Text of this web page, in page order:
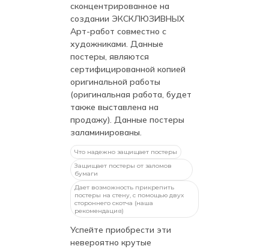
сконцентрированное на
создании ЭКСКЛЮЗИВНЫХ
Арт-работ совместно с
художниками. Данные
постеры, являются
сертифицированной копией
оригинальной работы
(оригинальная работа, будет
также выставлена на
продажу). Данные постеры
заламинированы.
Что надежно защищает постеры
Защищает постеры от заломов
бумаги
Дает возможность прикрепить
постеры на стену, с помощью двух
стороннего скотча (наша
рекомендация)
Успейте приобрести эти
невероятно крутые